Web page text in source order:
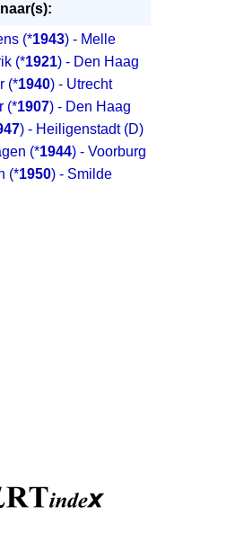
(*1943) - Melle
(*1921) - Den Haag
(*1940) - Utrecht
(*1907) - Den Haag
) - Heiligenstadt (D)
(*1944) - Voorburg
(*1950) - Smilde